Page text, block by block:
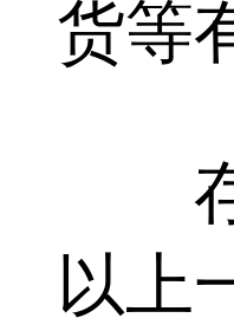
货等
存
以上